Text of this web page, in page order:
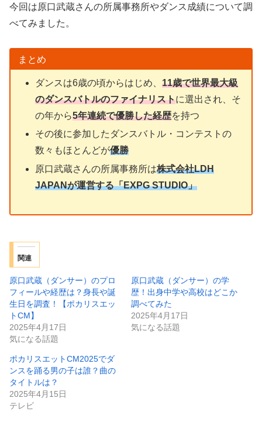
今回は原口武蔵さんの所属事務所やダンス成績について調
べてみました。
まとめ
ダンスは6歳の頃からはじめ、 11歳で世界最大級
のダンスバトルのファイナリストに選出され、そ
の年から5年連続で優勝した経歴を持つ
その後に参加したダンスバトル・コンテストの
数々もほとんどが優勝
原口武蔵さんの所属事務所は株式会社LDH
JAPANが運営する「EXPG STUDIO」
関連
原口武蔵（ダンサー）のプロ
フィールや経歴は？身長や誕
生日を調査！【ポカリスエッ
トCM】
2025年4月17日
気になる話題
原口武蔵（ダンサー）の学
歴！出身中学や高校はどこか
調べてみた
2025年4月17日
気になる話題
ポカリスエットCM2025でダ
ンスを踊る男の子は誰？曲の
タイトルは？
2025年4月15日
テレビ